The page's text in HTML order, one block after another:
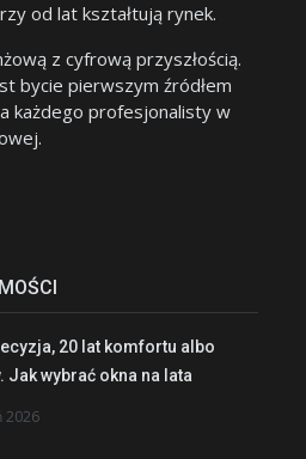
od lat kształtują rynek.
z cyfrową przyszłością.
bycie pierwszym źródłem
każdego profesjonalisty w
20 lat komfortu albo
Jak wybrać okna na lata
2026